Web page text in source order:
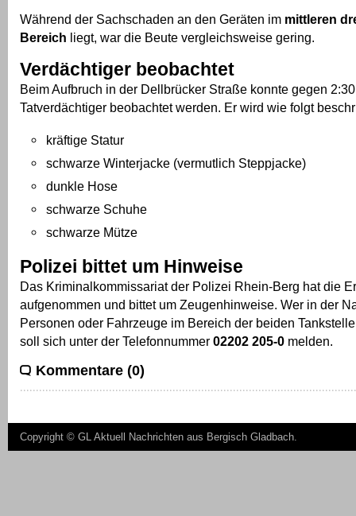
Während der Sachschaden an den Geräten im mittleren
Bereich liegt, war die Beute vergleichsweise gering.
Verdächtiger beobachtet
Beim Aufbruch in der Dellbrücker Straße konnte gegen
Tatverdächtiger beobachtet werden. Er wird wie folgt
kräftige Statur
schwarze Winterjacke (vermutlich Steppjacke)
dunkle Hose
schwarze Schuhe
schwarze Mütze
Polizei bittet um Hinweise
Das Kriminalkommissariat der Polizei Rhein-Berg hat die
aufgenommen und bittet um Zeugenhinweise. Wer in der
Personen oder Fahrzeuge im Bereich der beiden
soll sich unter der Telefonnummer 02202 205-0 melden.
Kommentare (0)
Copyright © GL Aktuell Nachrichten aus Bergisch Gladbach.